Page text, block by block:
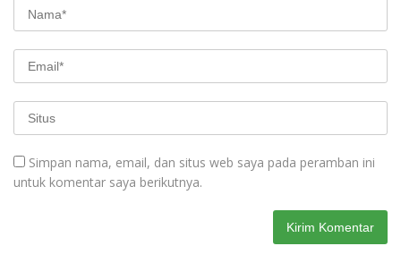
Simpan nama, email, dan situs web saya pada peramban ini
untuk komentar saya berikutnya.